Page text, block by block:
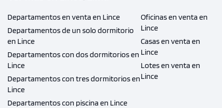
Departamentos en venta en Lince
Departamentos de un solo dormitorio
en Lince
Departamentos con dos dormitorios en
Lince
Departamentos con tres dormitorios en
Lince
Departamentos con piscina en Lince
Oficinas en venta en
Lince
Casas en venta en
Lince
Lotes en venta en
Lince